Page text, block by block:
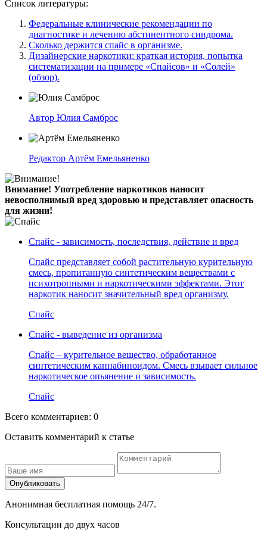
Список литературы:
Федеральные клинические рекомендации по
диагностике и лечению абстинентного синдрома.
Сколько держится спайс в организме.
Дизайнерские наркотики: краткая история, попытка
систематизации на примере «Спайсов» и «Солей»
(обзор).
Автор Юлия Самброс
Редактор Артём Емельяненко
Внимание! Употребление наркотиков наносит
невосполнимый вред здоровью и представляет опасность
для жизни!
Спайс - зависимость, последствия, действие и вред
Спайс представляет собой растительную курительную
смесь, пропитанную синтетическим веществами с
психотропными и наркотическими эффектами. Этот
наркотик наносит значительный вред организму.
Спайс
Спайс - выведение из организма
Спайс – курительное вещество, обработанное
синтетическим каннабиноидом. Смесь взывает сильное
наркотическое опьянение и зависимость.
Спайс
Всего комментариев: 0
Оставить комментарий к статье
Опубликовать
Анонимная бесплатная помощь 24/7.
Консультации до двух часов